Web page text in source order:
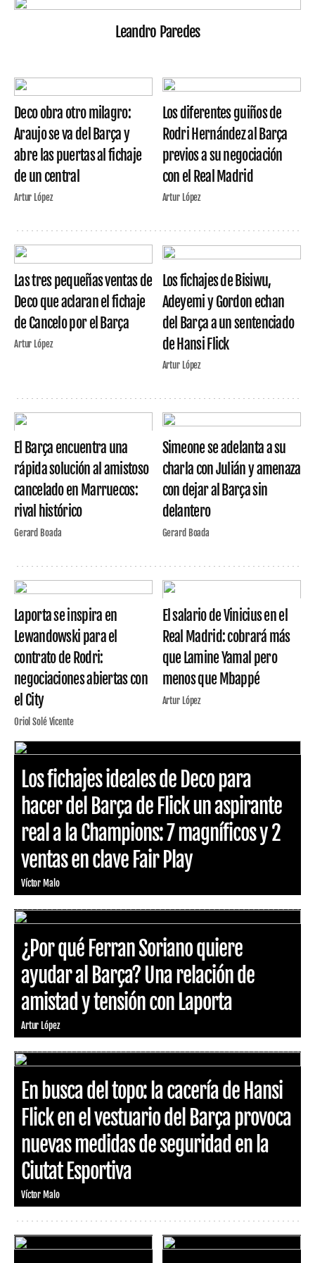
Leandro Paredes
Deco obra otro milagro:
Araujo se va del Barça y
abre las puertas al fichaje
de un central
Artur López
Los diferentes guiños de
Rodri Hernández al Barça
previos a su negociación
con el Real Madrid
Artur López
Las tres pequeñas ventas de
Deco que aclaran el fichaje
de Cancelo por el Barça
Artur López
Los fichajes de Bisiwu,
Adeyemi y Gordon echan
del Barça a un sentenciado
de Hansi Flick
Artur López
El Barça encuentra una
rápida solución al amistoso
cancelado en Marruecos:
rival histórico
Gerard Boada
Simeone se adelanta a su
charla con Julián y amenaza
con dejar al Barça sin
delantero
Gerard Boada
Laporta se inspira en
Lewandowski para el
contrato de Rodri:
negociaciones abiertas con
el City
Oriol Solé Vicente
El salario de Vinicius en el
Real Madrid: cobrará más
que Lamine Yamal pero
menos que Mbappé
Artur López
Los fichajes ideales de Deco para
hacer del Barça de Flick un aspirante
real a la Champions: 7 magníficos y 2
ventas en clave Fair Play
Víctor Malo
¿Por qué Ferran Soriano quiere
ayudar al Barça? Una relación de
amistad y tensión con Laporta
Artur López
En busca del topo: la cacería de Hansi
Flick en el vestuario del Barça provoca
nuevas medidas de seguridad en la
Ciutat Esportiva
Víctor Malo